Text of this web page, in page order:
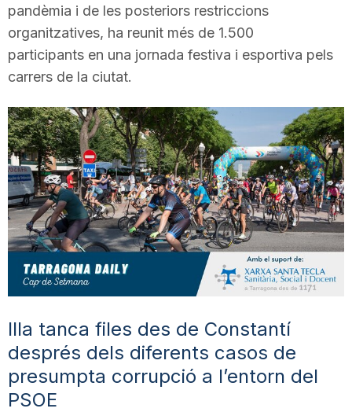
t
a
t
d
e
T
pandèmia i de les posteriors restriccions
organitzatives, ha reunit més de 1.500
participants en una jornada festiva i esportiva pels
carrers de la ciutat.
Illa tanca files des de Constantí
després dels diferents casos de
presumpta corrupció a l’entorn del
PSOE